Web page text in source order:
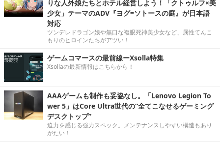
りな人外娘たちとホテル経営しよう！「クトゥルフ×美
少女」テーマのADV『ヨグ=ソトースの庭』が日本語
対応
ツンデレドラゴン娘や無口な複眼死神美少女など、属性てんこ
もりのヒロインたちがアツい！
ゲームコマースの最前線ーXsolla特集
Xsollaの最新情報はこちらから！
AAAゲームも制作も妥協なし。「Lenovo Legion To
wer 5」はCore Ultra世代の“全てこなせるゲーミング
デスクトップ”
迫力を感じる強力スペック。メンテナンスしやすい構造もあり
がたい！